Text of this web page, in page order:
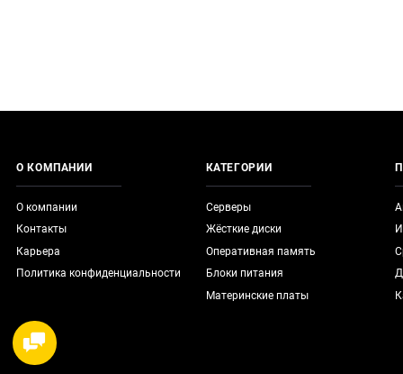
О КОМПАНИИ
О компании
Контакты
Карьера
Политика конфиденциальности
КАТЕГОРИИ
Серверы
Жёсткие диски
Оперативная память
Блоки питания
Материнские платы